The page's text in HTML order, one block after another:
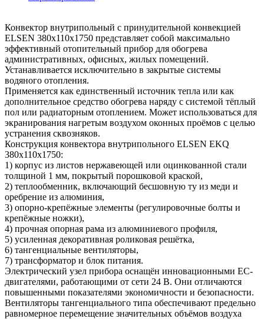
Конвектор внутрипольный с принудительной конвекцией
ELSEN 380х110х1750 представляет собой максимально
эффективный отопительный прибор для обогрева
административных, офисных, жилых помещений.
Устанавливается исключительно в закрытые системы
водяного отопления.
Применяется как единственный источник тепла или как
дополнительное средство обогрева наряду с системой тёплый
пол или радиаторным отоплением. Может использоваться для
экранирования нагретым воздухом оконных проёмов с целью
устранения сквозняков.
Конструкция конвектора внутрипольного ELSEN EKQ
380х110х1750:
1) корпус из листов нержавеющей или оцинкованной стали
толщиной 1 мм, покрытый порошковой краской,
2) теплообменник, включающий бесшовную ту из меди и
оребрение из алюминия,
3) опорно-крепёжные элементы (регулировочные болты и
крепёжные ножки),
4) прочная опорная рама из алюминиевого профиля,
5) усиленная декоративная роликовая решётка,
6) тангенциальные вентиляторы,
7) трансформатор и блок питания.
Электрический узел прибора оснащён инновационными ЕС-
двигателями, работающими от сети 24 В. Они отличаются
повышенными показателями экономичности и безопасности.
Вентиляторы тангенциального типа обеспечивают предельно
равномерное перемещение значительных объёмов воздуха